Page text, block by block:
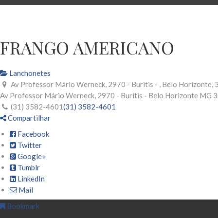
FRANGO AMERICANO
Lanchonetes
Av Professor Mário Werneck, 2970 - Buritis - , Belo Horizonte,
Av Professor Mário Werneck, 2970 - Buritis - Belo Horizonte MG
(31) 3582-4601(31) 3582-4601
Compartilhar
Facebook
Twitter
Google+
Tumblr
LinkedIn
Mail
Bookmark